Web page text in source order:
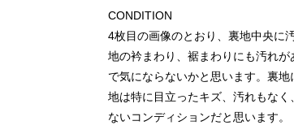
CONDITION
4枚目の画像のとおり、裏地中央に
地の衿まわり、裾まわりにも汚れ
で気にならないかと思います。裏
地は特に目立ったキズ、汚れもなく
ないコンディションだと思います。